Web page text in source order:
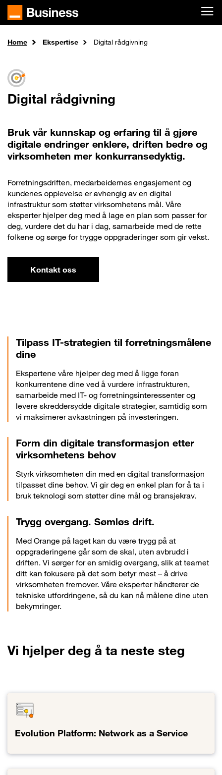
Skip to main content
Home Ekspertise Digital rådgivning
Digital rådgivning
Bruk vår kunnskap og erfaring til å gjøre
digitale endringer enklere, driften bedre og
virksomheten mer konkurransedyktig.
Forretningsdriften, medarbeidernes engasjement og
kundenes opplevelse er avhengig av en digital
infrastruktur som støtter virksomhetens mål. Våre
eksperter hjelper deg med å lage en plan som passer for
deg, vurdere det du har i dag, samarbeide med de rette
folkene og sørge for trygge oppgraderinger som gir vekst.
Kontakt oss
Tilpass IT-strategien til forretningsmålene
dine
Ekspertene våre hjelper deg med å ligge foran
konkurrentene dine ved å vurdere infrastrukturen,
samarbeide med IT- og forretningsinteressenter og
levere skreddersydde digitale strategier, samtidig som
vi maksimerer avkastningen på investeringen.
Form din digitale transformasjon etter
virksomhetens behov
Styrk virksomheten din med en digital transformasjon
tilpasset dine behov. Vi gir deg en enkel plan for å ta i
bruk teknologi som støtter dine mål og bransjekrav.
Trygg overgang. Sømløs drift.
Med Orange på laget kan du være trygg på at
oppgraderingene går som de skal, uten avbrudd i
driften. Vi sørger for en smidig overgang, slik at teamet
ditt kan fokusere på det som betyr mest – å drive
virksomheten fremover. Våre eksperter håndterer de
tekniske utfordringene, så du kan nå målene dine uten
bekymringer.
Vi hjelper deg å ta neste steg
Evolution Platform: Network as a Service